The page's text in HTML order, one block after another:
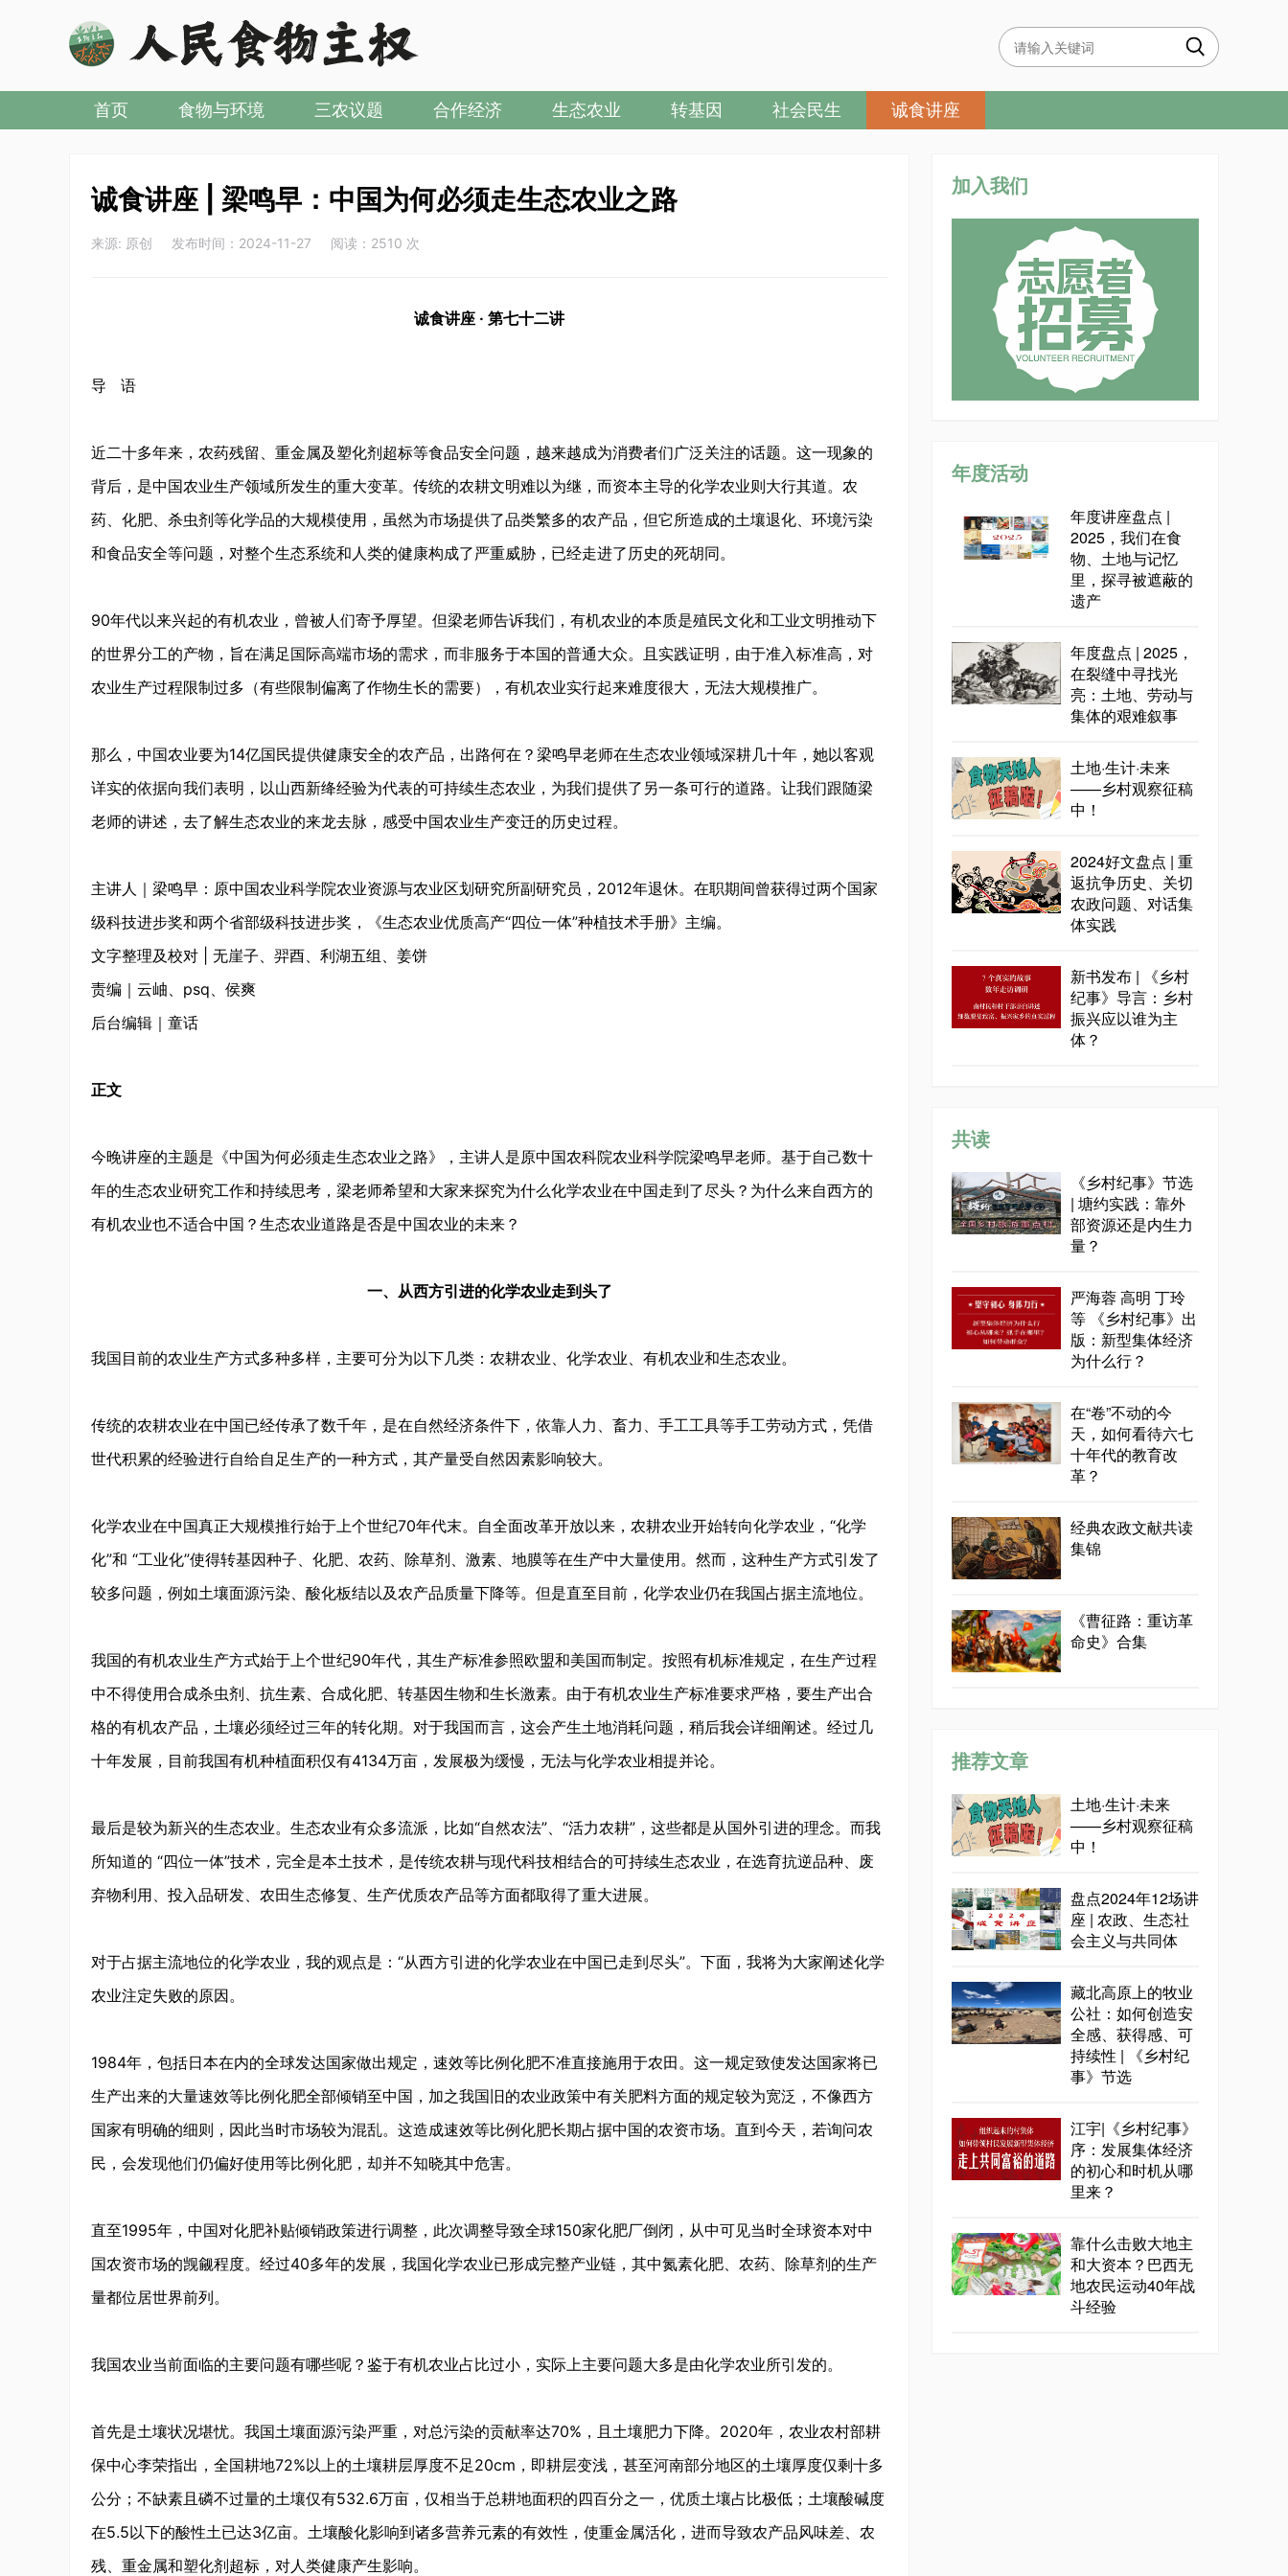
首页 食物与环境 三农议题 合作经济 生态农业 转基因 社会民生 诚食讲座
诚食讲座 | 梁鸣早：中国为何必须走生态农业之路
来源: 原创 发布时间：2024-11-27 阅读：2510 次
诚食讲座 · 第七十二讲
导 语
近二十多年来，农药残留、重金属及塑化剂超标等食品安全问题，越来越成为消费者们广泛关注的话题。这一现象的
背后，是中国农业生产领域所发生的重大变革。传统的农耕文明难以为继，而资本主导的化学农业则大行其道。农
药、化肥、杀虫剂等化学品的大规模使用，虽然为市场提供了品类繁多的农产品，但它所造成的土壤退化、环境污染
和食品安全等问题，对整个生态系统和人类的健康构成了严重威胁，已经走进了历史的死胡同。
90年代以来兴起的有机农业，曾被人们寄予厚望。但梁老师告诉我们，有机农业的本质是殖民文化和工业文明推动下
的世界分工的产物，旨在满足国际高端市场的需求，而非服务于本国的普通大众。且实践证明，由于准入标准高，对
农业生产过程限制过多（有些限制偏离了作物生长的需要），有机农业实行起来难度很大，无法大规模推广。
那么，中国农业要为14亿国民提供健康安全的农产品，出路何在？梁鸣早老师在生态农业领域深耕几十年，她以客观
详实的依据向我们表明，以山西新绛经验为代表的可持续生态农业，为我们提供了另一条可行的道路。让我们跟随梁
老师的讲述，去了解生态农业的来龙去脉，感受中国农业生产变迁的历史过程。
主讲人｜梁鸣早：原中国农业科学院农业资源与农业区划研究所副研究员，2012年退休。在职期间曾获得过两个国家
级科技进步奖和两个省部级科技进步奖，《生态农业优质高产“四位一体”种植技术手册》主编。
文字整理及校对 | 无崖子、羿酉、利湖五组、姜饼
责编｜云岫、psq、侯爽
后台编辑｜童话
正文
今晚讲座的主题是《中国为何必须走生态农业之路》，主讲人是原中国农科院农业科学院梁鸣早老师。基于自己数十
年的生态农业研究工作和持续思考，梁老师希望和大家来探究为什么化学农业在中国走到了尽头？为什么来自西方的
有机农业也不适合中国？生态农业道路是否是中国农业的未来？
一、从西方引进的化学农业走到头了
我国目前的农业生产方式多种多样，主要可分为以下几类：农耕农业、化学农业、有机农业和生态农业。
传统的农耕农业在中国已经传承了数千年，是在自然经济条件下，依靠人力、畜力、手工工具等手工劳动方式，凭借
世代积累的经验进行自给自足生产的一种方式，其产量受自然因素影响较大。
化学农业在中国真正大规模推行始于上个世纪70年代末。自全面改革开放以来，农耕农业开始转向化学农业，“化学
化”和 “工业化”使得转基因种子、化肥、农药、除草剂、激素、地膜等在生产中大量使用。然而，这种生产方式引发了
较多问题，例如土壤面源污染、酸化板结以及农产品质量下降等。但是直至目前，化学农业仍在我国占据主流地位。
我国的有机农业生产方式始于上个世纪90年代，其生产标准参照欧盟和美国而制定。按照有机标准规定，在生产过程
中不得使用合成杀虫剂、抗生素、合成化肥、转基因生物和生长激素。由于有机农业生产标准要求严格，要生产出合
格的有机农产品，土壤必须经过三年的转化期。对于我国而言，这会产生土地消耗问题，稍后我会详细阐述。经过几
十年发展，目前我国有机种植面积仅有4134万亩，发展极为缓慢，无法与化学农业相提并论。
最后是较为新兴的生态农业。生态农业有众多流派，比如“自然农法”、“活力农耕”，这些都是从国外引进的理念。而我
所知道的 “四位一体”技术，完全是本土技术，是传统农耕与现代科技相结合的可持续生态农业，在选育抗逆品种、废
弃物利用、投入品研发、农田生态修复、生产优质农产品等方面都取得了重大进展。
对于占据主流地位的化学农业，我的观点是：“从西方引进的化学农业在中国已走到尽头”。下面，我将为大家阐述化学
农业注定失败的原因。
1984年，包括日本在内的全球发达国家做出规定，速效等比例化肥不准直接施用于农田。这一规定致使发达国家将已
生产出来的大量速效等比例化肥全部倾销至中国，加之我国旧的农业政策中有关肥料方面的规定较为宽泛，不像西方
国家有明确的细则，因此当时市场较为混乱。这造成速效等比例化肥长期占据中国的农资市场。直到今天，若询问农
民，会发现他们仍偏好使用等比例化肥，却并不知晓其中危害。
直至1995年，中国对化肥补贴倾销政策进行调整，此次调整导致全球150家化肥厂倒闭，从中可见当时全球资本对中
国农资市场的觊觎程度。经过40多年的发展，我国化学农业已形成完整产业链，其中氮素化肥、农药、除草剂的生产
量都位居世界前列。
我国农业当前面临的主要问题有哪些呢？鉴于有机农业占比过小，实际上主要问题大多是由化学农业所引发的。
首先是土壤状况堪忧。我国土壤面源污染严重，对总污染的贡献率达70%，且土壤肥力下降。2020年，农业农村部耕
保中心李荣指出，全国耕地72%以上的土壤耕层厚度不足20cm，即耕层变浅，甚至河南部分地区的土壤厚度仅剩十多
公分；不缺素且磷不过量的土壤仅有532.6万亩，仅相当于总耕地面积的四百分之一，优质土壤占比极低；土壤酸碱度
在5.5以下的酸性土已达3亿亩。土壤酸化影响到诸多营养元素的有效性，使重金属活化，进而导致农产品风味差、农
残、重金属和塑化剂超标，对人类健康产生影响。
加入我们
年度活动
年度讲座盘点 |
2025，我们在食
物、土地与记忆
里，探寻被遮蔽的
遗产
年度盘点 | 2025，
在裂缝中寻找光
亮：土地、劳动与
集体的艰难叙事
土地·生计·未来
——乡村观察征稿
中！
2024好文盘点 | 重
返抗争历史、关切
农政问题、对话集
体实践
新书发布 | 《乡村
纪事》导言：乡村
振兴应以谁为主
体？
共读
《乡村纪事》节选
| 塘约实践：靠外
部资源还是内生力
量？
严海蓉 高明 丁玲
等 《乡村纪事》出
版：新型集体经济
为什么行？
在“卷”不动的今
天，如何看待六七
十年代的教育改
革？
经典农政文献共读
集锦
《曹征路：重访革
命史》合集
推荐文章
土地·生计·未来
——乡村观察征稿
中！
盘点2024年12场讲
座 | 农政、生态社
会主义与共同体
藏北高原上的牧业
公社：如何创造安
全感、获得感、可
持续性 | 《乡村纪
事》节选
江宇|《乡村纪事》
序：发展集体经济
的初心和时机从哪
里来？
靠什么击败大地主
和大资本？巴西无
地农民运动40年战
斗经验